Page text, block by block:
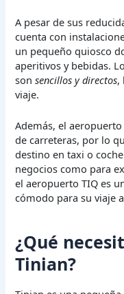
A pesar de sus
cuenta con
un pequeño quiosco
aperitivos y bebidas.
sonsencillos y directos,
viaje.
Además, el
de carreteras, por lo
destino en taxi o
negocios como para
el aeropuerto TIQ es
cómodo para su viaje
¿Qué
Tinian?